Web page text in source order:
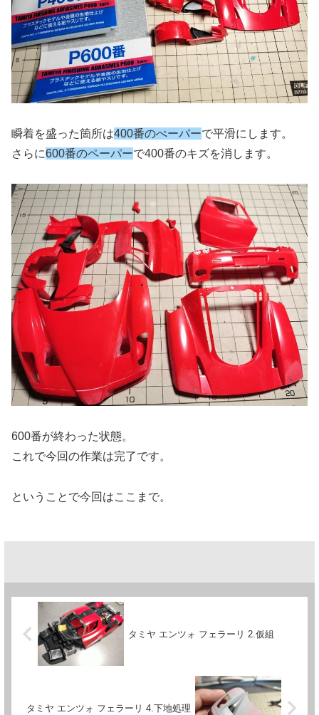
瞬着を盛った箇所は400番のぺーパーで平滑にします。
さらに600番のペーパーで400番のキズを消します。
600番が終わった状態。
これで今回の作業は完了です。
ということで今回はここまで。
タミヤ エンツォ フェラーリ 2.仮組
タミヤ エンツォ フェラーリ 4.下地処理